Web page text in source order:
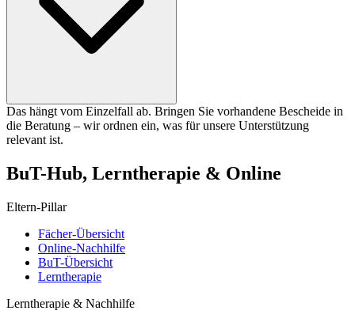
Das hängt vom Einzelfall ab. Bringen Sie vorhandene Bescheide in
die Beratung – wir ordnen ein, was für unsere Unterstützung
relevant ist.
BuT-Hub, Lerntherapie & Online
Eltern-Pillar
Fächer-Übersicht
Online-Nachhilfe
BuT-Übersicht
Lerntherapie
Lerntherapie & Nachhilfe